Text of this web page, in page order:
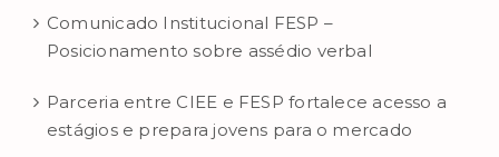
Comunicado Institucional FESP –
Posicionamento sobre assédio verbal
Parceria entre CIEE e FESP fortalece acesso a
estágios e prepara jovens para o mercado